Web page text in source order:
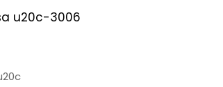
u20c-3006